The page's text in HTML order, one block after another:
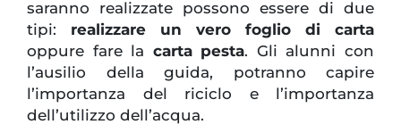
saranno realizzate possono essere di due
tipi: realizzare un vero foglio di carta
oppure fare la carta pesta. Gli alunni con
l’ausilio della guida, potranno capire
l’importanza del riciclo e l’importanza
dell’utilizzo dell’acqua.